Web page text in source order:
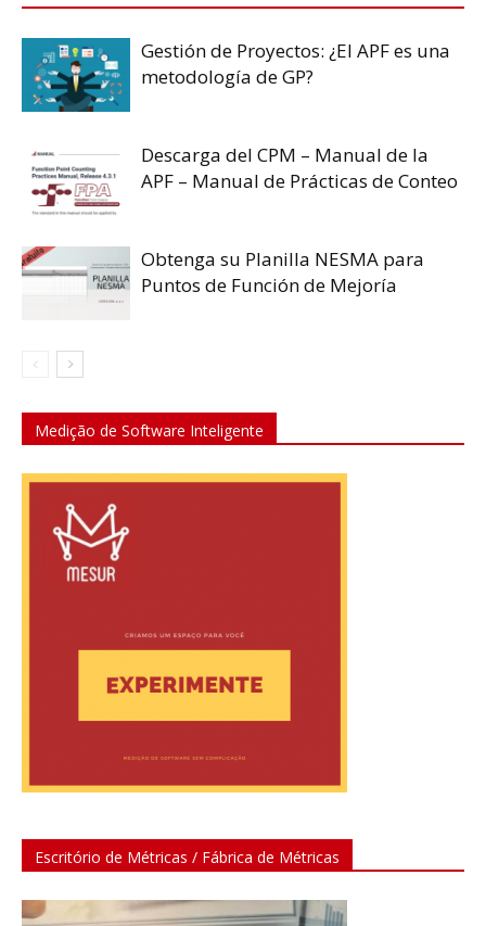
Gestión de Proyectos: ¿El APF es una
metodología de GP?
Descarga del CPM – Manual de la
APF – Manual de Prácticas de Conteo
Obtenga su Planilla NESMA para
Puntos de Función de Mejoría
Medição de Software Inteligente
Escritório de Métricas / Fábrica de Métricas